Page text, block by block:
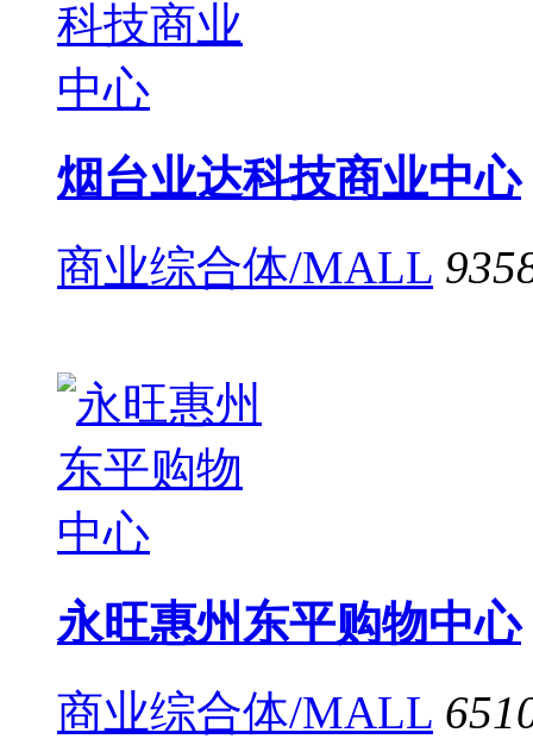
烟台业达科技商业中心
商业综合体/MALL
永旺惠州东平购物中心
商业综合体/MALL